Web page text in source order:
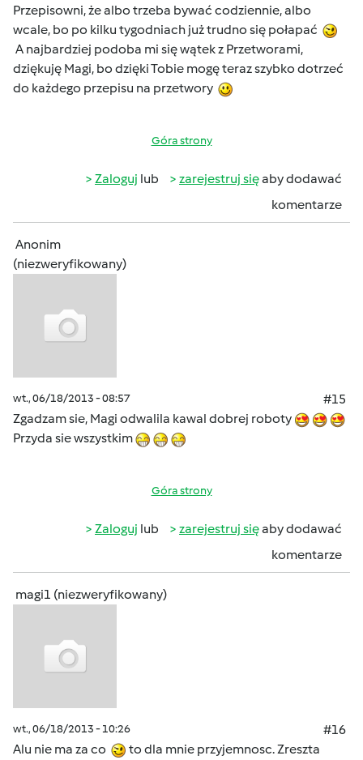
Przepisowni, że albo trzeba bywać codziennie, albo
wcale, bo po kilku tygodniach już trudno się połapać
A najbardziej podoba mi się wątek z Przetworami,
dziękuję Magi, bo dzięki Tobie mogę teraz szybko dotrzeć
do każdego przepisu na przetwory
Góra strony
Zaloguj lub zarejestruj sięaby dodawać
komentarze
Anonim
(niezweryfikowany)
wt., 06/18/2013 - 08:57
#15
Zgadzam sie, Magi odwalila kawal dobrej roboty
Przyda sie wszystkim
Góra strony
Zaloguj lub zarejestruj sięaby dodawać
komentarze
magi1 (niezweryfikowany)
wt., 06/18/2013 - 10:26
#16
Alu nie ma za co
to dla mnie przyjemnosc. Zreszta